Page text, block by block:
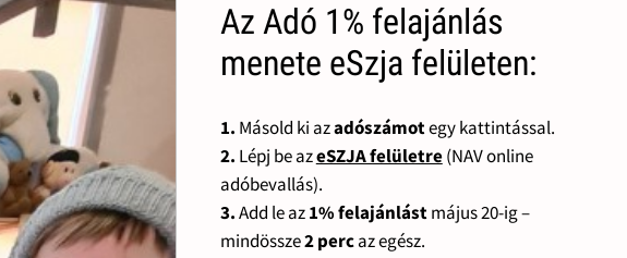
Az Adó 1% felajánlás
menete eSzja felületen:
1. Másold ki azadószámotegy kattintással.
2. Lépj be azeSZJA felületre(NAV online
adóbevallás).
3.Add le az1% felajánlástmájus 20-ig –
mindössze2 percaz egész.